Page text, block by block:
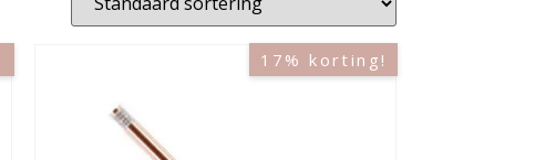
17% korting!